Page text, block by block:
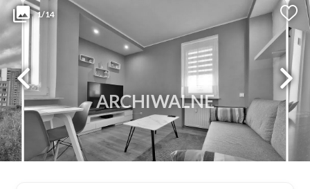
1/14
ARCHIWALNE